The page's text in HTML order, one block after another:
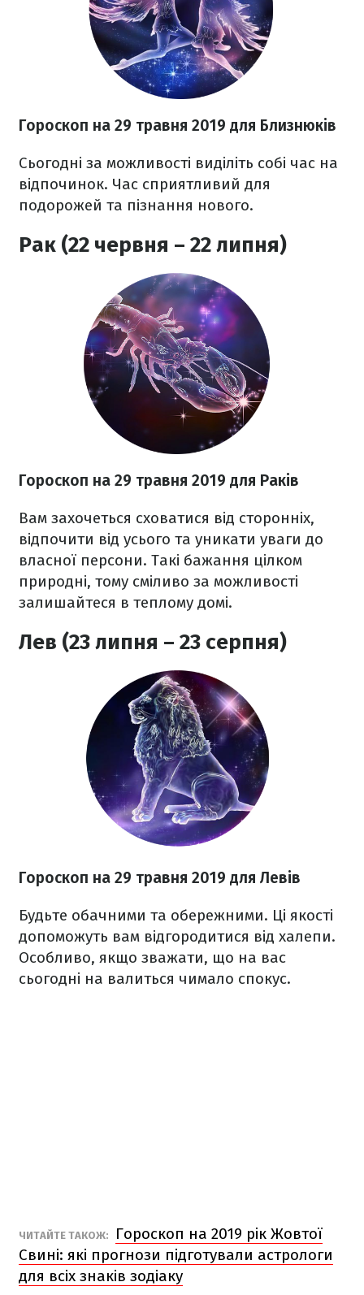
Гороскоп на 29 травня 2019 для Близнюків
Сьогодні за можливості виділіть собі час на
відпочинок. Час сприятливий для
подорожей та пізнання нового.
Рак (22 червня – 22 липня)
Гороскоп на 29 травня 2019 для Раків
Вам захочеться сховатися від сторонніх,
відпочити від усього та уникати уваги до
власної персони. Такі бажання цілком
природні, тому сміливо за можливості
залишайтеся в теплому домі.
Лев (23 липня – 23 серпня)
Гороскоп на 29 травня 2019 для Левів
Будьте обачними та обережними. Ці якості
допоможуть вам відгородитися від халепи.
Особливо, якщо зважати, що на вас
сьогодні на валиться чимало спокус.
ЧИТАЙТЕ ТАКОЖ:
Гороскоп на 2019 рік Жовтої
Свині: які прогнози підготували астрологи
для всіх знаків зодіаку